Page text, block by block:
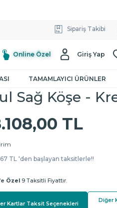
Sipariş Takibi
Online Özel Giriş Yap
TAMAMLAYICI ÜRÜNLER
Sağ Köşe -
TL
TL ‘den başlayan taksitlerle!!
Özel 9 Taksitli Fiyattır.
Kartlar Taksit Seçenekleri
Diğer